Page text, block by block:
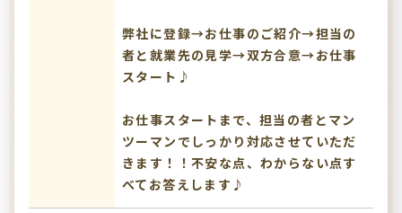
弊社に登録→お仕事のご紹介→担当の
者と就業先の見学→双方合意→お仕事
スタート♪
お仕事スタートまで、担当の者とマン
ツーマンでしっかり対応させていただ
きます！！不安な点、わからない点す
べてお答えします♪